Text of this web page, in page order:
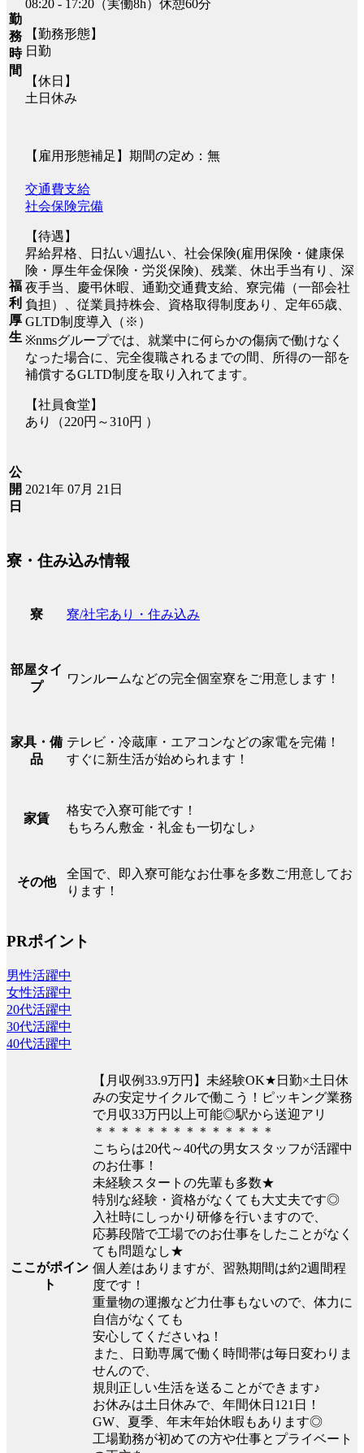
勤
務
時
間
08:20 - 17:20（実働8h）休憩60分
【勤務形態】
日勤
【休日】
土日休み
【雇用形態補足】期間の定め：無
福
利
厚
生
交通費支給
社会保険完備
【待遇】
昇給昇格、日払い/週払い、社会保険(雇用保険・健康保
険・厚生年金保険・労災保険)、残業、休出手当有り、深
夜手当、慶弔休暇、通勤交通費支給、寮完備（一部会社
負担）、従業員持株会、資格取得制度あり、定年65歳、
GLTD制度導入（※）
※nmsグループでは、就業中に何らかの傷病で働けなく
なった場合に、完全復職されるまでの間、所得の一部を
補償するGLTD制度を取り入れてます。
【社員食堂】
あり（220円～310円 ）
公
開
日
2021年 07月 21日
寮・住み込み情報
寮 寮/社宅あり・住み込み
部屋タイ
プ
ワンルームなどの完全個室寮をご用意します！
家具・備
品
テレビ・冷蔵庫・エアコンなどの家電を完備！
すぐに新生活が始められます！
家賃
格安で入寮可能です！
もちろん敷金・礼金も一切なし♪
その他
全国で、即入寮可能なお仕事を多数ご用意してお
ります！
PRポイント
男性活躍中
女性活躍中
20代活躍中
30代活躍中
40代活躍中
ここがポイン
ト
【月収例33.9万円】未経験OK★日勤×土日休
みの安定サイクルで働こう！ピッキング業務
で月収33万円以上可能◎駅から送迎アリ
＊＊＊＊＊＊＊＊＊＊＊＊＊＊
こちらは20代～40代の男女スタッフが活躍中
のお仕事！
未経験スタートの先輩も多数★
特別な経験・資格がなくても大丈夫です◎
入社時にしっかり研修を行いますので、
応募段階で工場でのお仕事をしたことがなく
ても問題なし★
個人差はありますが、習熟期間は約2週間程
度です！
重量物の運搬など力仕事もないので、体力に
自信がなくても
安心してくださいね！
また、日勤専属で働く時間帯は毎日変わりま
せんので、
規則正しい生活を送ることができます♪
お休みは土日休みで、年間休日121日！
GW、夏季、年末年始休暇もあります◎
工場勤務が初めての方や仕事とプライベート